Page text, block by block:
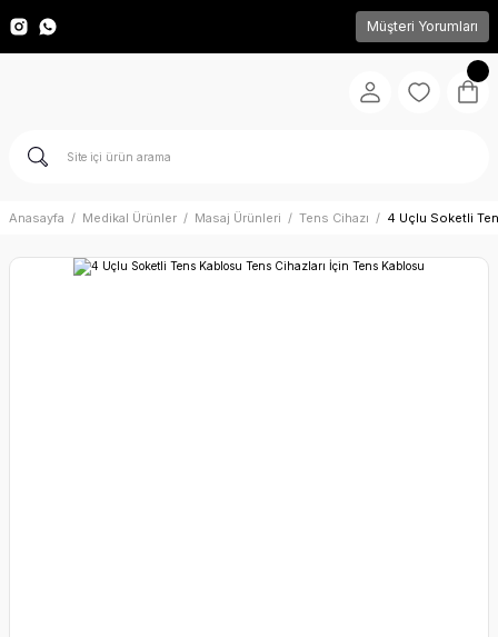
Müşteri Yorumları
Anasayfa Medikal Ürünler Masaj Ürünleri Tens Cihazı 4 Uçlu Soketli